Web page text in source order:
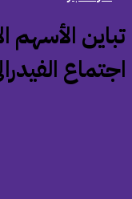
الأسهم
الفيدرالي